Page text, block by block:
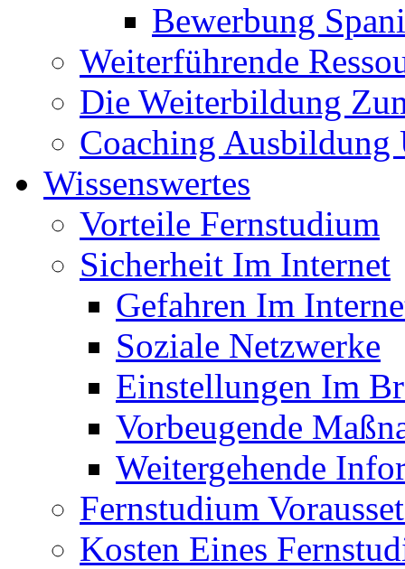
Bewerbung
Weiterführende
Die Weiterbildung
Coaching Ausbildung
Wissenswertes
Vorteile Fernstudium
Sicherheit Im Internet
Gefahren Im
Soziale Netzwerke
Einstellungen Im
Vorbeugende
Weitergehende
Fernstudium
Kosten Eines